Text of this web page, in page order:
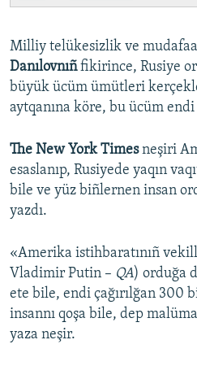
Milliy telükesizlik ve mudafaa
Danılovnıñfikirince, Rusiye
büyük ücüm ümütleri
aytqanına köre, bu ücüm
The New York Timesneşiri
esaslanıp, Rusiyede yaqın
bile ve yüz biñlernen insan
yazdı.
«Amerika istihbaratınıñ
Vladimir Putin – QA) orduğa
ete bile, endi çağırılğan 300
insannı qoşa bile, dep
yaza neşir.